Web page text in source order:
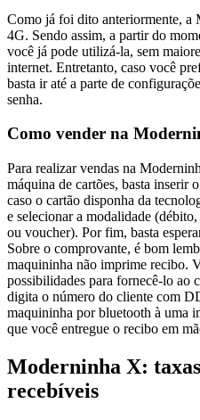
Como já foi dito anteriormente,
4G. Sendo assim, a partir do
você já pode utilizá-la, sem
internet. Entretanto, caso você
basta ir até a parte de
senha.
Como vender na
Para realizar vendas na
máquina de cartões, basta inserir
caso o cartão disponha da
e selecionar a modalidade
ou voucher). Por fim, basta
Sobre o comprovante, é bom
maquininha não imprime recibo.
possibilidades para fornecê-lo ao
digita o número do cliente com
maquininha por bluetooth à uma
que você entregue o recibo em
Moderninha X: taxas
recebíveis